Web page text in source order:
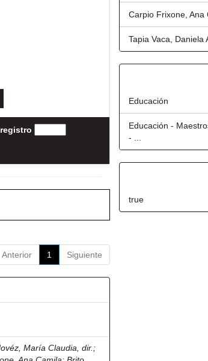
Anterior 1 Siguiente
María Claudia, dir. ;
Carpio Frixone, Ana
Tapia Vaca, Daniela
Educación
Educación -
- ...
true